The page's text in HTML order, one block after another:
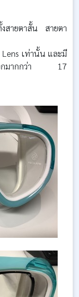
สายตาสั้น สายตา
เท่านั้น และมี
ระจกมากกว่า 17